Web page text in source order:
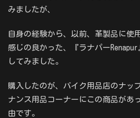
みましたが、
自身の経験から、以前、革製品に使
感じの良かった、『ラナパー
してみました。
購入したのが、バイク用品店のナッ
ナンス用品コーナーにこの商品があ
由です。